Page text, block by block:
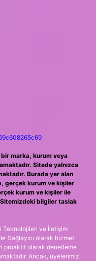
marka, kurum veya
Sitede yalnızca
Burada yer alan
gerçek kurum ve kişiler
kurum ve kişiler ile
bilgiler taslak
Teknolojileri ve İletişim
Sağlayıcı olarak hizmet
proaktif olarak denetleme
Ancak, üyelerimiz